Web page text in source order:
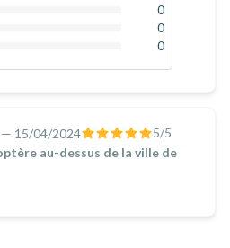
0
0
0
— 15/04/2024 5/5
au-dessus de la ville de